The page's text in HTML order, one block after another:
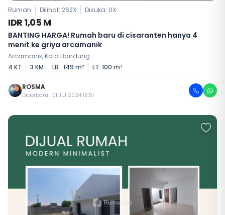
Rumah Dilihat: 262X Disuka: 0X
IDR 1,05 M
BANTING HARGA! Rumah baru di cisaranten hanya 4
menit ke griya arcamanik
Arcamanik, Kota Bandung
4 KT
3 KM LB : 149 m² LT: 100 m²
ROSMA
Diperbarui: 01 Jul 2024 16:51